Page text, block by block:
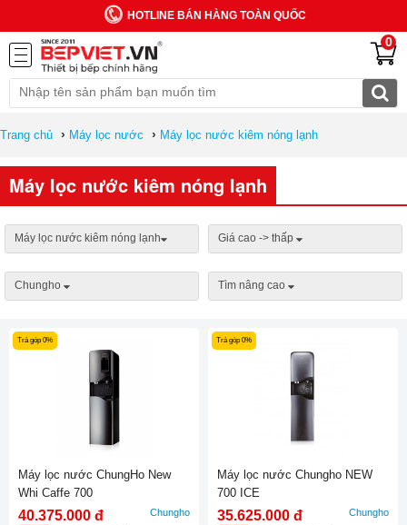
HOTLINE BÁN HÀNG TOÀN QUỐC
0
Trang chủ › Máy lọc nước › Máy lọc nước kiêm nóng lạnh
Máy lọc nước kiêm nóng lạnh
Máy lọc nước kiêm nóng lạnh Giá cao -> thấp
Chungho Tìm nâng cao
Trả góp 0%
Máy lọc nước ChungHo New
Whi Caffe 700
40.375.000 đ Chungho
Trả góp 0%
Máy lọc nước Chungho NEW
700 ICE
35.625.000 đ Chungho